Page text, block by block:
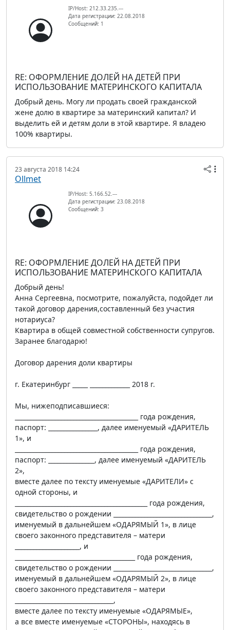
IP/Host: 212.33.235.---
Дата регистрации: 22.08.2018
Сообщений: 1
RE: ОФОРМЛЕНИЕ ДОЛЕЙ НА ДЕТЕЙ ПРИ
ИСПОЛЬЗОВАНИЕ МАТЕРИНСКОГО КАПИТАЛА
Добрый день. Могу ли продать своей гражданской
жене долю в квартире за материнский капитал? И
выделить ей и детям доли в этой квартире. Я владею
100% квартиры.
23 августа 2018 14:24
Ollmet
IP/Host: 5.166.52.---
Дата регистрации: 23.08.2018
Сообщений: 3
RE: ОФОРМЛЕНИЕ ДОЛЕЙ НА ДЕТЕЙ ПРИ
ИСПОЛЬЗОВАНИЕ МАТЕРИНСКОГО КАПИТАЛА
Добрый день!
Анна Сергеевна, посмотрите, пожалуйста, подойдет ли
такой договор дарения,составленный без участия
нотариуса?
Квартира в общей совместной собственности супругов.
Заранее благодарю!
Договор дарения доли квартиры
г. Екатеринбург _____ _____________ 2018 г.
Мы, нижеподписавшиеся:
________________________________________ года рождения,
паспорт: ________________, далее именуемый «ДАРИТЕЛЬ
1», и
________________________________________ года рождения,
паспорт: _______________, далее именуемый «ДАРИТЕЛЬ
2»,
вместе далее по тексту именуемые «ДАРИТЕЛИ» с
одной стороны, и
___________________________________________ года рождения,
свидетельство о рождении ________________________________,
именуемый в дальнейшем «ОДАРЯМЫЙ 1», в лице
своего законного представителя – матери
_____________________, и
_______________________________________ года рождения,
свидетельство о рождении ________________________________,
именуемый в дальнейшем «ОДАРЯМЫЙ 2», в лице
своего законного представителя – матери
________________________________,
вместе далее по тексту именуемые «ОДАРЯМЫЕ»,
а все вместе именуемые «СТОРОНЫ», находясь в